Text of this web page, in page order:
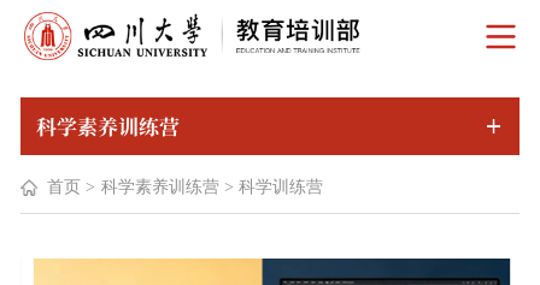
科学素养训练营
首页 > 科学素养训练营 > 科学训练营